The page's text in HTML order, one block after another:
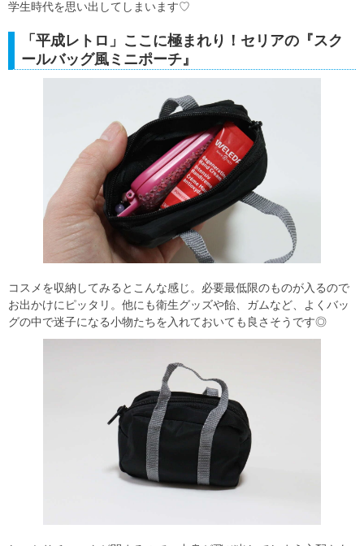
学生時代を思い出してしまいます♡
「平成レトロ」ここに極まれり！セリアの『スク
ールバッグ風ミニポーチ』
コスメを収納してみるとこんな感じ。必要最低限のものが入るので
お出かけにピッタリ。他にも衛生グッズや飴、ガムなど、よくバッ
グの中で迷子になる小物たちを入れておいても良さそうです◎